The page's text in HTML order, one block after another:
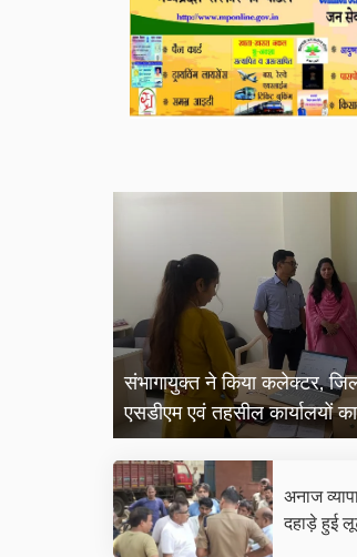
संभागायुक्त ने किया कलेक्टर,
एसडीएम एवं तहसील कार्यालयों का
अनाज
दहाड़े हुई